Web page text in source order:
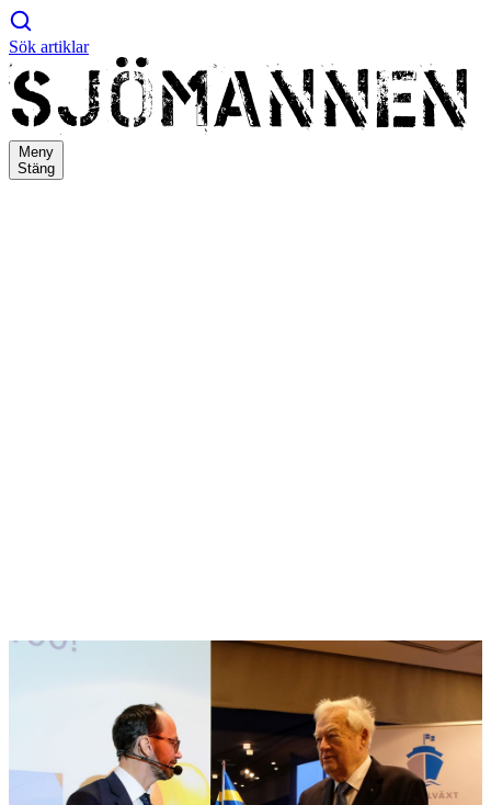
Sök artiklar
Meny
Stäng